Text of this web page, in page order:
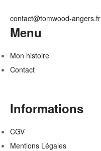
contact@tomwood-angers.fr
Menu
Mon histoire
Contact
Informations
CGV
Mentions Légales